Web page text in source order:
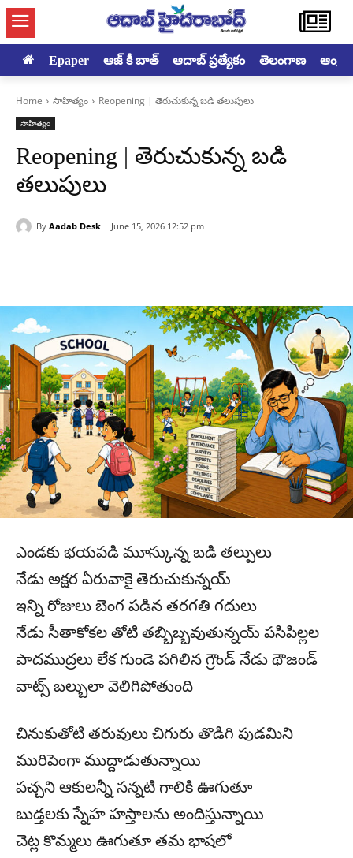
Epaper ఆజ్ కీ బాత్ ఆదాబ్ ప్రత్యేకం తెలంగాణ
Home సాహిత్యం Reopening | తెరుచుకున్న బడి తలుపులు
సాహిత్యం
Reopening | తెరుచుకున్న బడి
తలుపులు
By Aadab Desk June 15, 2026 12:52 pm
ఎండకు భయపడి మూస్కున్న బడి తల్పులు
నేడు అక్షర ఏరువాకై తెరుచుకున్నయ్
ఇన్ని రోజులు బెంగ పడిన తరగతి గదులు
నేడు సీతాకోకల తోటి తబ్బిబ్బవుతున్నయ్ పసిపిల్లల
పాదముద్రలు లేక గుండె పగిలిన గ్రౌండ్ నేడు థౌజండ్
వాట్స్ బల్బులా వెలిగిపోతుంది
చినుకుతోటి తరువులు చిగురు తొడిగి పుడమిని
మురిపెంగా ముద్దాడుతున్నాయి
పచ్చని ఆకులన్నీ సన్నటి గాలికి ఊగుతూ
బుడ్తలకు స్నేహ హస్తాలను అందిస్తున్నాయి
చెట్ల కొమ్మలు ఊగుతూ తమ భాషలో